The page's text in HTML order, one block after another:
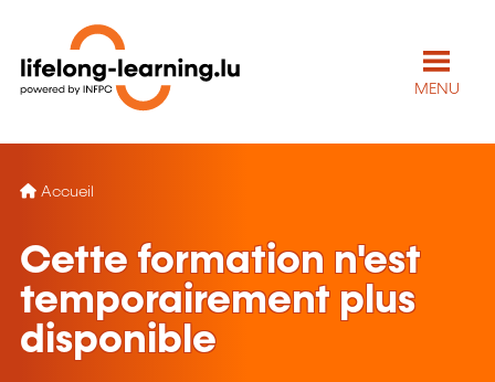
MENU
Accueil
Cette formation n'est
temporairement plus
disponible